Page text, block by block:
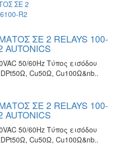
ΣΕ 2 RELAYS 100-
AUTONICS
50/60Hz Τύπος εισόδου
Cu50Ω, Cu100Ω&nb..
ΣΕ 2 RELAYS 100-
AUTONICS
50/60Hz Τύπος εισόδου
Cu50Ω, Cu100Ω&nb..